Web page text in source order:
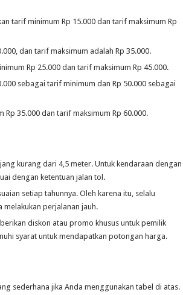
tarif minimum Rp 15.000 dan tarif maksimum Rp
dan tarif maksimum adalah Rp 35.000.
Rp 25.000 dan tarif maksimum Rp 45.000.
sebagai tarif minimum dan Rp 50.000 sebagai
35.000 dan tarif maksimum Rp 60.000.
kurang dari 4,5 meter. Untuk kendaraan dengan
dengan ketentuan jalan tol.
setiap tahunnya. Oleh karena itu, selalu
perjalanan jauh.
diskon atau promo khusus untuk pemilik
syarat untuk mendapatkan potongan harga.
sederhana jika Anda menggunakan tabel di atas.